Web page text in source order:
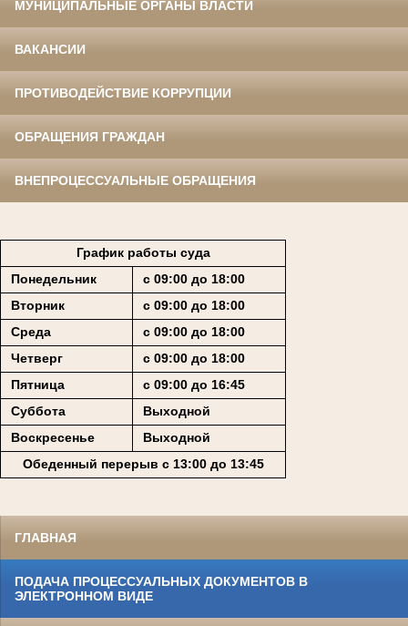
МУНИЦИПАЛЬНЫЕ ОРГАНЫ ВЛАСТИ
ВАКАНСИИ
ПРОТИВОДЕЙСТВИЕ КОРРУПЦИИ
ОБРАЩЕНИЯ ГРАЖДАН
ВНЕПРОЦЕССУАЛЬНЫЕ ОБРАЩЕНИЯ
График работы суда
Понедельник
с 09:00 до 18:00
Вторник
с 09:00 до 18:00
Среда
с 09:00 до 18:00
Четверг
с 09:00 до 18:00
Пятница
с 09:00 до 16:45
Суббота
Выходной
Воскресенье
Выходной
Обеденный перерыв с 13:00 до 13:45
ГЛАВНАЯ
ПОДАЧА ПРОЦЕССУАЛЬНЫХ ДОКУМЕНТОВ В
ЭЛЕКТРОННОМ ВИДЕ